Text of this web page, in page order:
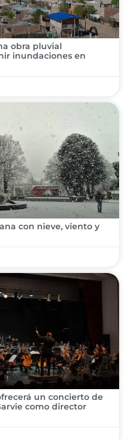
obra pluvial
inundaciones en
con nieve, viento y
un concierto de
como director